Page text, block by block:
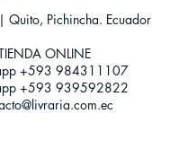
Thriller y Suspenso
Quito, Pichincha. Ecuador
ONLINE​
+593 984311107
+593 939592822